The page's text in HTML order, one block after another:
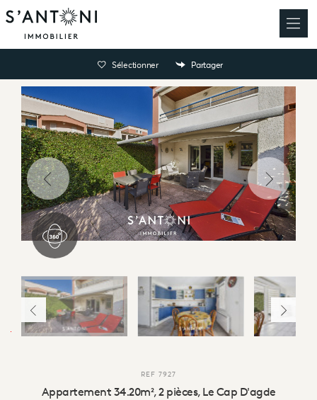
Sélectionner Partager
REF 7927
Appartement 34.20m², 2 pièces, Le Cap D'agde